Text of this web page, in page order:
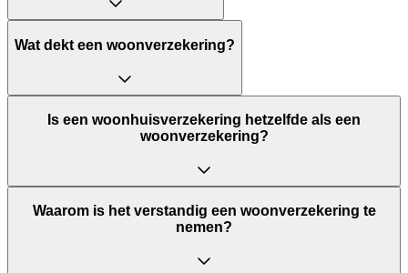
Wat dekt een woonverzekering?
Is een woonhuisverzekering hetzelfde als een
woonverzekering?
Waarom is het verstandig een woonverzekering te
nemen?